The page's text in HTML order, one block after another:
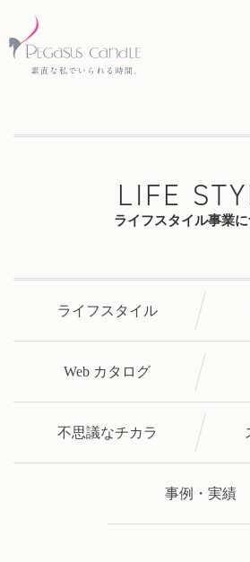
ライフスタイル事業
LIFE
ライフスタイル
Web カタログ
不思議なチカラ
事例・実績